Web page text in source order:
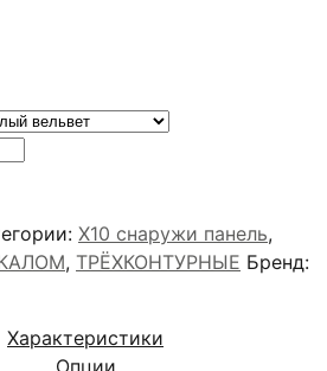
X10 снаружи панель,
, ТРЁХКОНТУРНЫЕ Бренд:
Характеристики
Опции